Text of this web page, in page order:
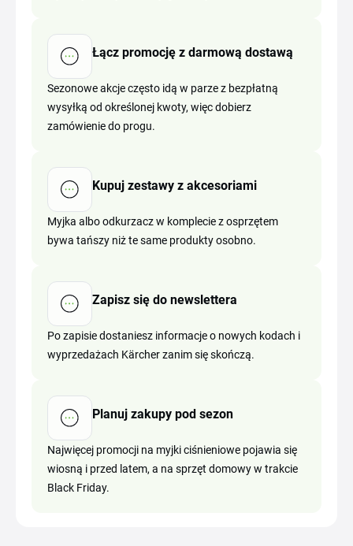
Łącz promocję z darmową dostawą
Sezonowe akcje często idą w parze z bezpłatną
wysyłką od określonej kwoty, więc dobierz
zamówienie do progu.
Kupuj zestawy z akcesoriami
Myjka albo odkurzacz w komplecie z osprzętem
bywa tańszy niż te same produkty osobno.
Zapisz się do newslettera
Po zapisie dostaniesz informacje o nowych kodach i
wyprzedażach Kärcher zanim się skończą.
Planuj zakupy pod sezon
Najwięcej promocji na myjki ciśnieniowe pojawia się
wiosną i przed latem, a na sprzęt domowy w trakcie
Black Friday.